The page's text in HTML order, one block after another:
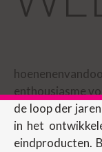
enthousiasme
de loop der
in het
eindproducten.